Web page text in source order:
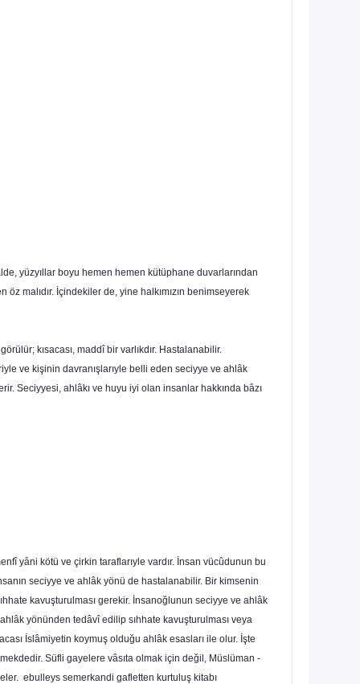
yüzyıllar boyu hemen hemen kütüphane duvarlarından
malıdır. İçindekiler de, yine halkımızın benimseyerek
kısacası, maddî bir varlıkdır. Hastalanabilir.
ve kişinin davranışlarıyle belli eden seciyye ve ahlâk
Seciyyesi, ahlâkı ve huyu iyi olan insan­lar hakkında bâzı
yâni kötü ve çirkin taraflarıyle vardır. İnsan vücûdunun bu
seciyye ve ahlâk yönü de hastalanabilir. Bir kimsenin
kavuşturulması gerekir. İnsan­oğlunun seciyye ve ahlâk
ahlâk yönünden tedâvî edilip sıhhate kavuşturulması veya
İslâmiyetin koymuş olduğu ahlâk esasları ile olur. İşte
Süfli gayelere vâsıta olmak için değil, Müslüman -
ebulleys semerkandi gafletten kurtuluş kitabı